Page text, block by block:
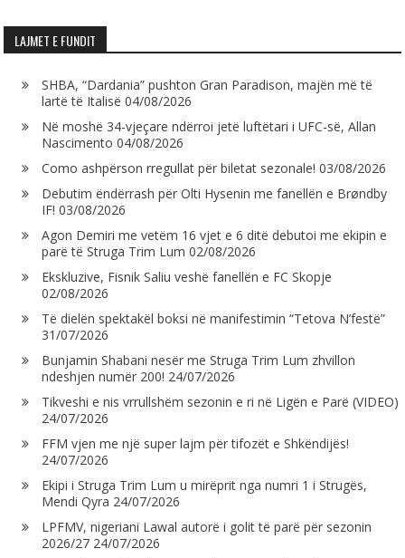
LAJMET E FUNDIT
SHBA, “Dardania” pushton Gran Paradison, majën më të
lartë të Italisë 04/08/2026
Në moshë 34-vjeçare ndërroi jetë luftëtari i UFC-së, Allan
Nascimento 04/08/2026
Como ashpërson rregullat për biletat sezonale! 03/08/2026
Debutim ëndërrash për Olti Hysenin me fanellën e Brøndby
IF! 03/08/2026
Agon Demiri me vetëm 16 vjet e 6 ditë debutoi me ekipin e
parë të Struga Trim Lum 02/08/2026
Ekskluzive, Fisnik Saliu veshë fanellën e FC Skopje
02/08/2026
Të dielën spektakël boksi në manifestimin “Tetova N’festë”
31/07/2026
Bunjamin Shabani nesër me Struga Trim Lum zhvillon
ndeshjen numër 200! 24/07/2026
Tikveshi e nis vrrullshëm sezonin e ri në Ligën e Parë (VIDEO)
24/07/2026
FFM vjen me një super lajm për tifozët e Shkëndijës!
24/07/2026
Ekipi i Struga Trim Lum u mirëprit nga numri 1 i Strugës,
Mendi Qyra 24/07/2026
LPFMV, nigeriani Lawal autorë i golit të parë për sezonin
2026/27 24/07/2026